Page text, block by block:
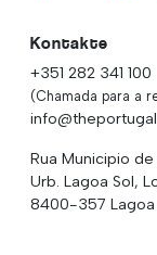
Kontakte
+351 282 341 100
(Chamada para a
Rua Municipio
Urb. Lagoa Sol,
8400-357